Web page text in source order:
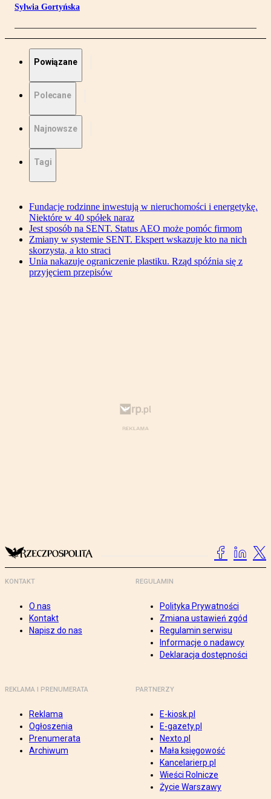
Sylwia Gortyńska
Powiązane
Polecane
Najnowsze
Tagi
Fundacje rodzinne inwestują w nieruchomości i energetykę.
Niektóre w 40 spółek naraz
Jest sposób na SENT. Status AEO może pomóc firmom
Zmiany w systemie SENT. Ekspert wskazuje kto na nich
skorzysta, a kto straci
Unia nakazuje ograniczenie plastiku. Rząd spóźnia się z
przyjęciem przepisów
KONTAKT
O nas
Kontakt
Napisz do nas
REGULAMIN
Polityka Prywatności
Zmiana ustawień zgód
Regulamin serwisu
Informacje o nadawcy
Deklaracja dostępności
REKLAMA I PRENUMERATA
Reklama
Ogłoszenia
Prenumerata
Archiwum
PARTNERZY
E-kiosk.pl
E-gazety.pl
Nexto.pl
Mała księgowość
Kancelarierp.pl
Wieści Rolnicze
Życie Warszawy